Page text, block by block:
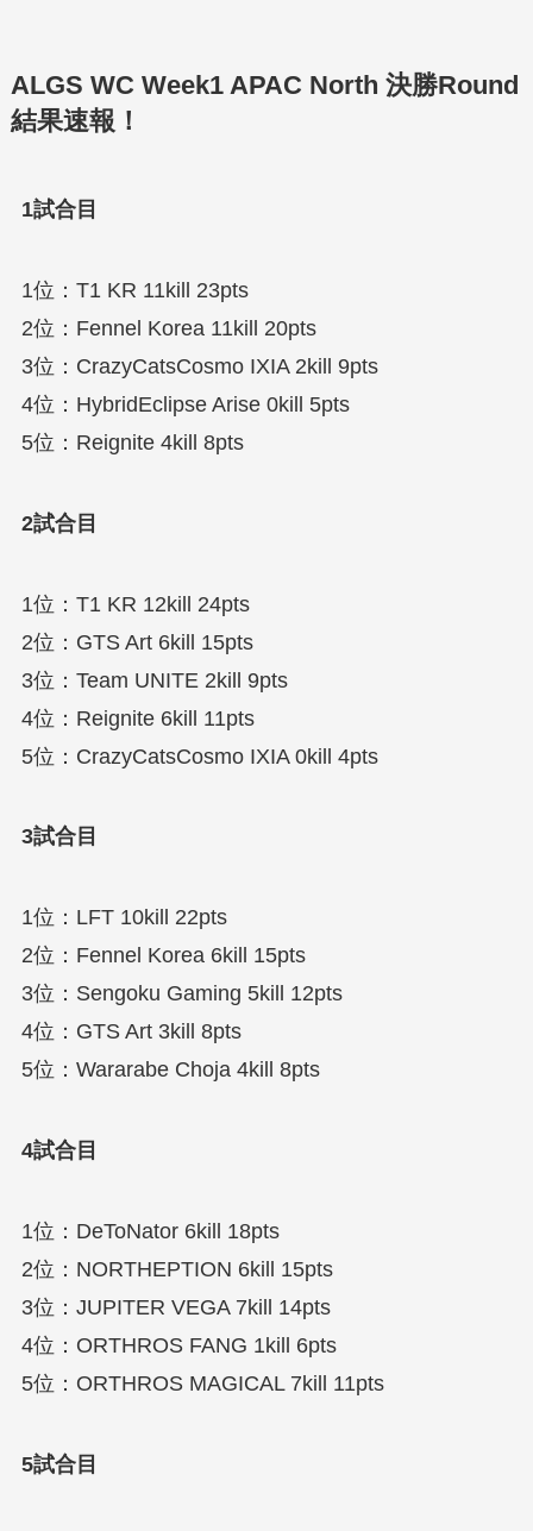
ALGS WC Week1 APAC North 決勝Round
結果速報！
1試合目
1位：T1 KR 11kill 23pts
2位：Fennel Korea 11kill 20pts
3位：CrazyCatsCosmo IXIA 2kill 9pts
4位：HybridEclipse Arise 0kill 5pts
5位：Reignite 4kill 8pts
2試合目
1位：T1 KR 12kill 24pts
2位：GTS Art 6kill 15pts
3位：Team UNITE 2kill 9pts
4位：Reignite 6kill 11pts
5位：CrazyCatsCosmo IXIA 0kill 4pts
3試合目
1位：LFT 10kill 22pts
2位：Fennel Korea 6kill 15pts
3位：Sengoku Gaming 5kill 12pts
4位：GTS Art 3kill 8pts
5位：Wararabe Choja 4kill 8pts
4試合目
1位：DeToNator 6kill 18pts
2位：NORTHEPTION 6kill 15pts
3位：JUPITER VEGA 7kill 14pts
4位：ORTHROS FANG 1kill 6pts
5位：ORTHROS MAGICAL 7kill 11pts
5試合目